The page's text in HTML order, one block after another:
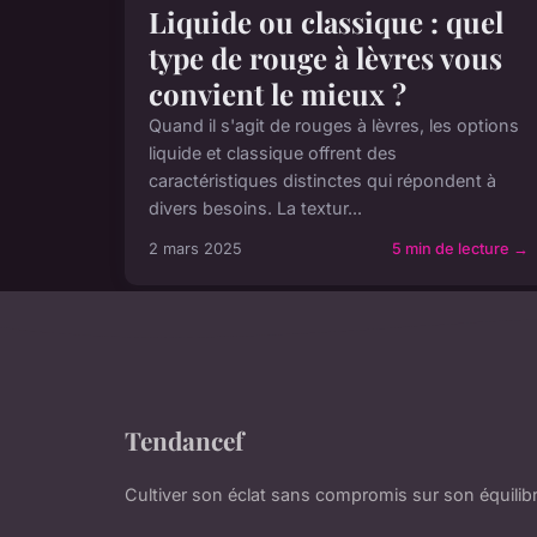
Liquide ou classique : quel
type de rouge à lèvres vous
convient le mieux ?
Quand il s'agit de rouges à lèvres, les options
liquide et classique offrent des
caractéristiques distinctes qui répondent à
divers besoins. La textur...
2 mars 2025 5 min de lecture →
Tendancef
Cultiver son éclat sans compromis sur son